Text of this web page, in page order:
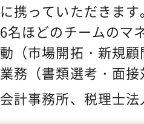
に携っていただきま
6名ほどのチームのマ
動（市場開拓・新規
業務（書類選考・面
等）・税務顧問（記
会計事務所、税理士